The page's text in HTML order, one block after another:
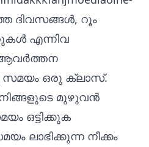
ദിവസങ്ങൾ, റൂം
എന്നിവ
ഒരു ക്ലാസ്.
നിങ്ങളുടെ മുഴുവൻ
ഒട്ടിക്കുക
ലാഭിക്കുന്ന നീക്കം